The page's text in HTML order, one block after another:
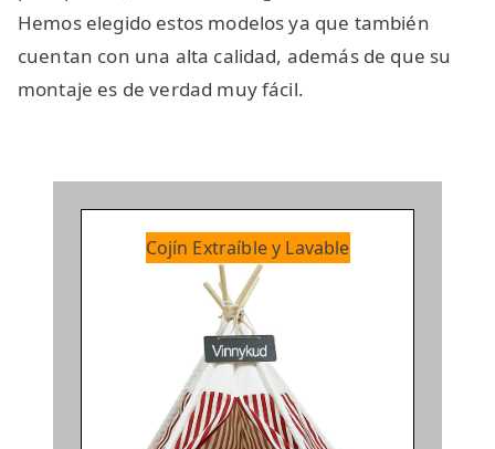
Hemos elegido estos modelos ya que también
cuentan con una alta calidad, además de que su
montaje es de verdad muy fácil.
Cojín Extraíble y Lavable